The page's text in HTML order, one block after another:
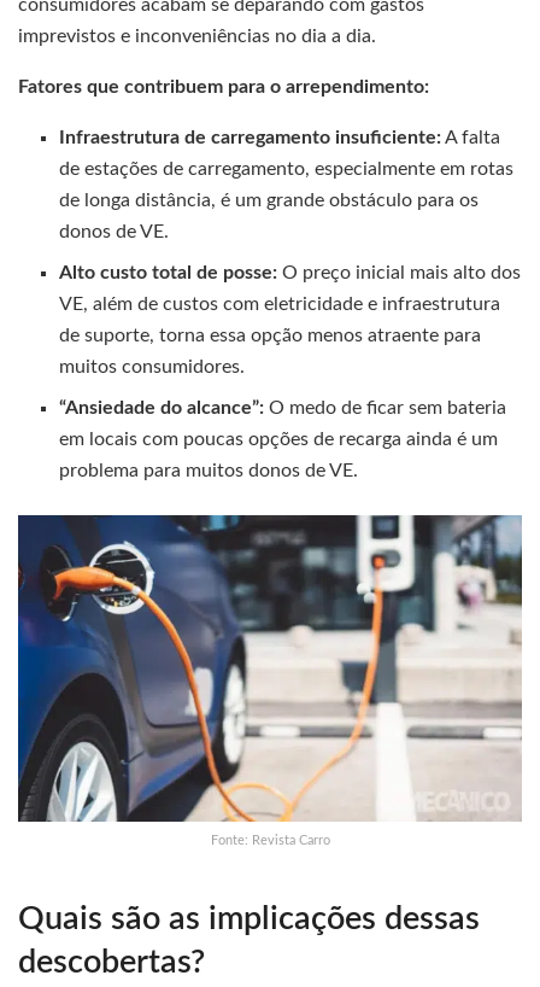
consumidores acabam se deparando com gastos
imprevistos e inconveniências no dia a dia.
Fatores que contribuem para o arrependimento:
Infraestrutura de carregamento insuficiente:A falta
de estações de carregamento, especialmente em rotas
de longa distância, é um grande obstáculo para os
donos de VE.
Alto custo total de posse: O preço inicial mais alto dos
VE, além de custos com eletricidade e infraestrutura
de suporte, torna essa opção menos atraente para
muitos consumidores.
“Ansiedade do alcance”: O medo de ficar sem bateria
em locais com poucas opções de recarga ainda é um
problema para muitos donos de VE.
Fonte: Revista Carro
Quais são as implicações dessas
descobertas?